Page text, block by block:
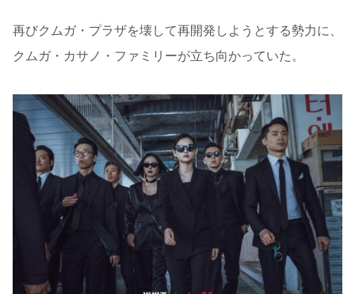
再びクムガ・プラザを壊して再開発しようとする勢力に、
クムガ・カサノ・ファミリーが立ち向かっていた。